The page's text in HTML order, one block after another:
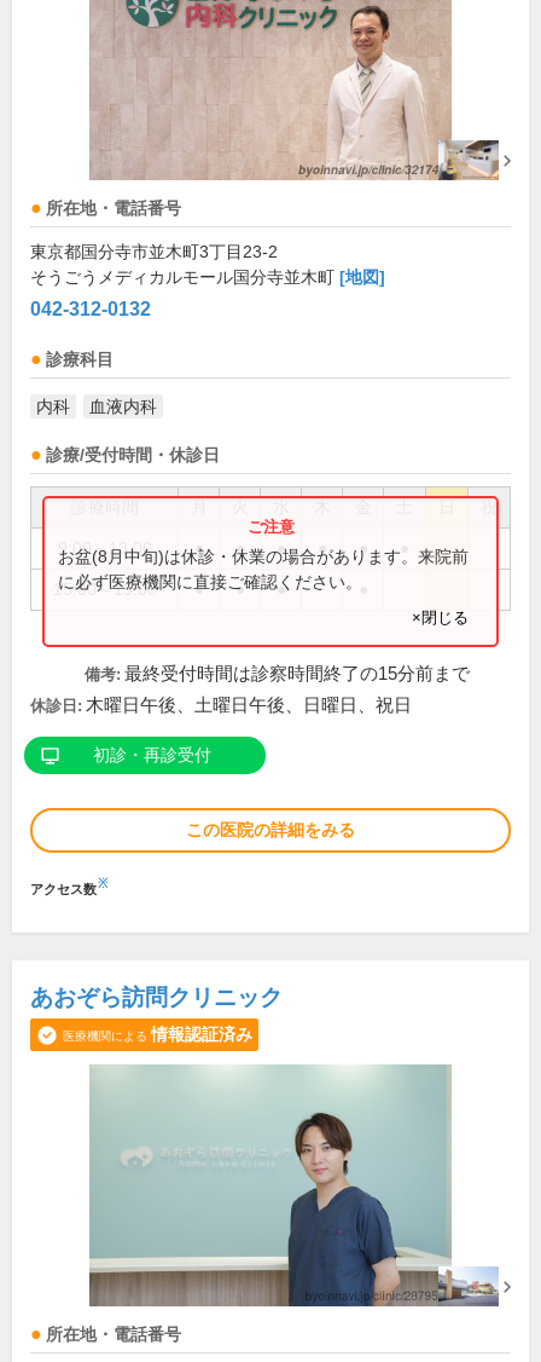
所在地・電話番号
東京都国分寺市並木町3丁目23-2
そうごうメディカルモール国分寺並木町 [地図]
042-312-0132
診療科目
内科 血液内科
診療/受付時間・休診日
祝
9:00～13:00 ● ● ● ● ●
15:00～19:00 ● ● ●
お盆(8月中旬)は休診・休業の場合があります。来院前
に必ず医療機関に直接ご確認ください。
×閉じる
備考: 最終受付時間は診察時間終了の15分前まで
休診日: 木曜日午後、土曜日午後、日曜日、祝日
初診・再診受付
この医院の詳細をみる
アクセス数※
あおぞら訪問クリニック
医療機関による 情報認証済み
所在地・電話番号